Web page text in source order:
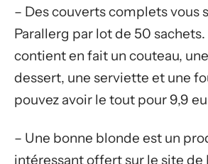
– Des couverts complets vous
Parallerg par lot de 50
contient en fait un couteau,
dessert, une serviette et une
pouvez avoir le tout pour 9,9
– Une bonne blonde est un
intéressant offert sur le site de